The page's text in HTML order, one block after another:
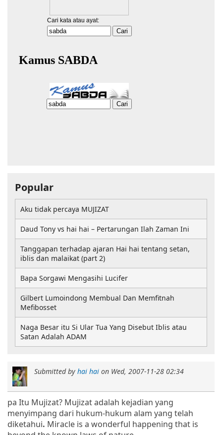
Submitted by hai hai on Wed, 2007-11-28 02:34
pa Itu Mujizat? Mujizat adalah kejadian yang
menyimpang dari hukum-hukum alam yang telah
diketahui. Miracle is a wonderful happening that is
Popular
Aku tidak percaya MUJIZAT
Daud Tony vs hai hai – Pertarungan Ilah Zaman Ini
Tanggapan terhadap ajaran Hai hai tentang setan,
iblis dan malaikat (part 2)
Bapa Sorgawi Mengasihi Lucifer
Gilbert Lumoindong Membual Dan Memfitnah
Mefibosset
Naga Besar itu Si Ular Tua Yang Disebut Iblis atau
Satan Adalah ADAM